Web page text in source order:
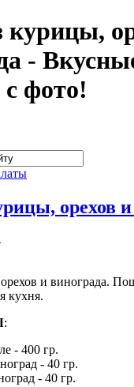
курицы,
-
фото!
орехов
и винограда.
кухня.
:
- 400 гр.
- 40 гр.
- 40 гр.